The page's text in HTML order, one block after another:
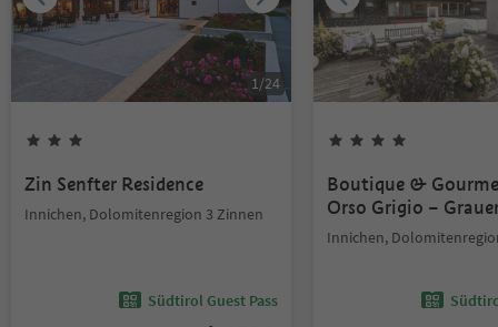
1/24
Zin Senfter Residence
Innichen, Dolomitenregion 3 Zinnen
Südtirol Guest Pass
Boutique &
Orso Grigio –
Innichen,